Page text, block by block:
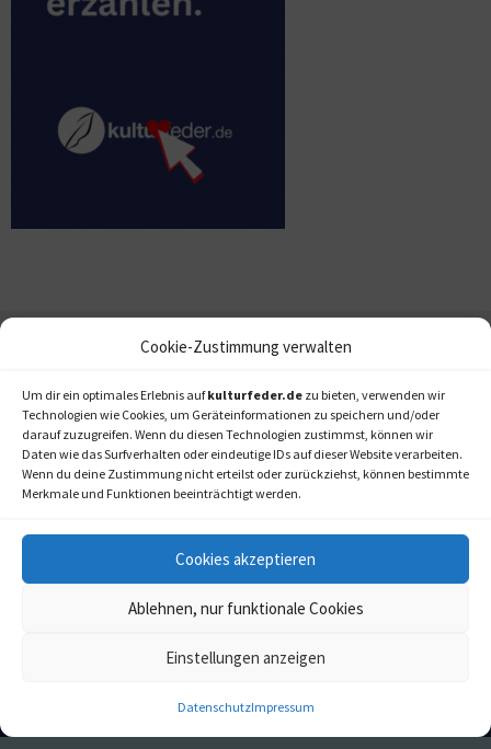
Cookie-Zustimmung verwalten
Um dir ein optimales Erlebnis aufkulturfeder.de zu bieten, verwenden wir
Technologien wie Cookies, um Geräteinformationen zu speichern und/oder
darauf zuzugreifen. Wenn du diesen Technologien zustimmst, können wir
Daten wie das Surfverhalten oder eindeutige IDs auf dieser Website verarbeiten.
Wenn du deine Zustimmung nicht erteilst oder zurückziehst, können bestimmte
Merkmale und Funktionen beeinträchtigt werden.
Cookies akzeptieren
Ablehnen, nur funktionale Cookies
Einstellungen anzeigen
DatenschutzImpressum
Musical, Oper und mehr